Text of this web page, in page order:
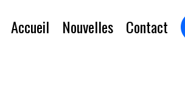
Accueil Nouvelles Contact